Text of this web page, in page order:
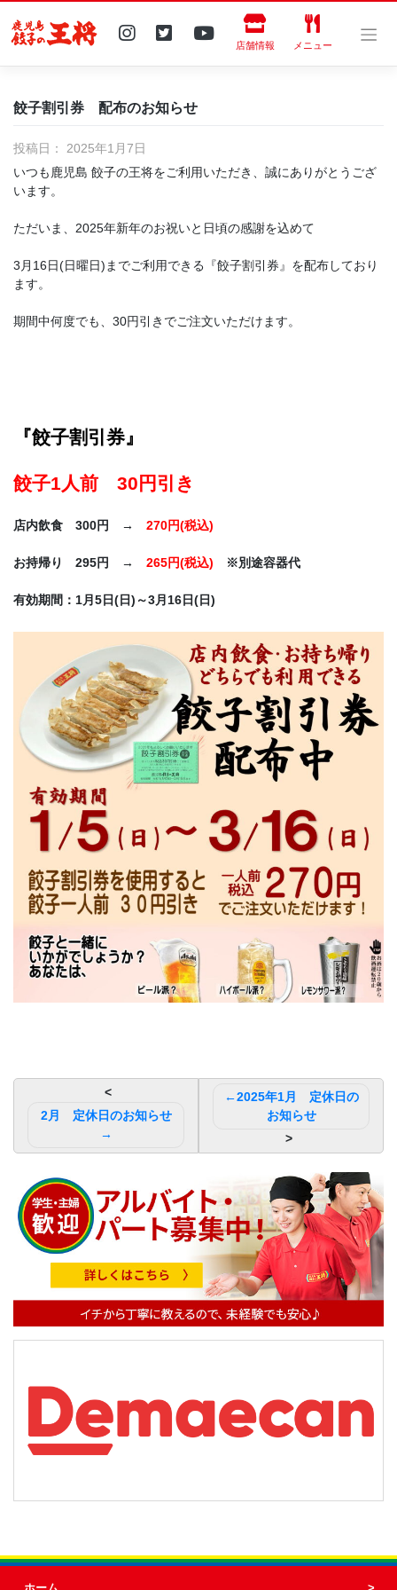
content
店舗情報 メニュー
餃子割引券 配布のお知らせ
投稿日： 2025年1月7日
いつも鹿児島 餃子の王将をご利用いただき、誠にありがとうござ
います。
ただいま、2025年新年のお祝いと日頃の感謝を込めて
3月16日(日曜日)までご利用できる『餃子割引券』を配布しており
ます。
期間中何度でも、30円引きでご注文いただけます。
『餃子割引券』
餃子1人前 30円引き
店内飲食 300円 → 270円(税込)
お持帰り 295円 → 265円(税込) ※別途容器代
有効期間：1月5日(日)～3月16日(日)
ゲ
ー
シ
ン
2025年1月 定休日の
お知らせ
2月 定休日のお知らせ